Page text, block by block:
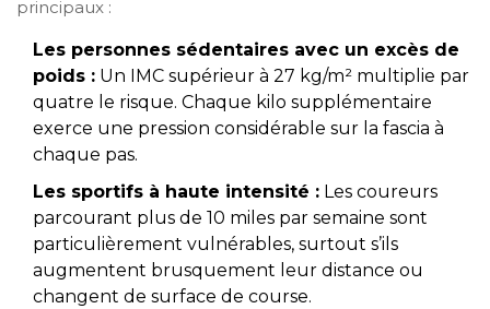
principaux :
Les personnes sédentaires avec un excès de
poids : Un IMC supérieur à 27 kg/m² multiplie par
quatre le risque. Chaque kilo supplémentaire
exerce une pression considérable sur la fascia à
chaque pas.
Les sportifs à haute intensité : Les coureurs
parcourant plus de 10 miles par semaine sont
particulièrement vulnérables, surtout s’ils
augmentent brusquement leur distance ou
changent de surface de course.